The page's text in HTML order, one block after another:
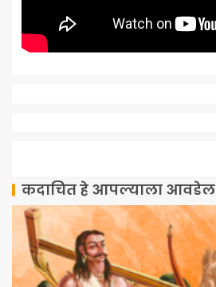
कदाचित हे आपल्याला आवडेल